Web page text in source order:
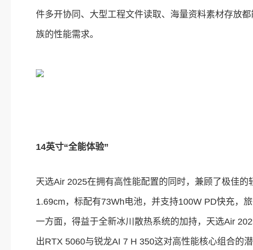
件多开协同、大型工程文件读取、海量资料素材存放
族的性能需求。
14英寸“全能体验”
天选Air 2025在拥有高性能配置的同时，兼顾了极佳
1.69cm，标配有73Wh电池，并支持100W PD快充，
一方面，得益于全新冰川散热系统的加持，天选Air
出RTX 5060与锐龙AI 7 H 350这对高性能核心组合的